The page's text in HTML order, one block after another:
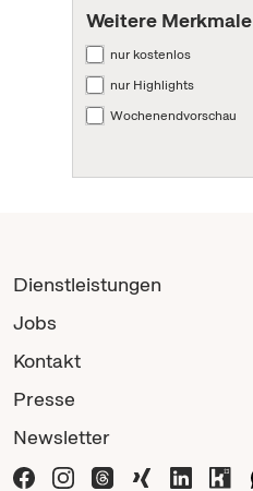
Weitere Merkmale
nur kostenlos
nur Highlights
Wochenendvorschau
Dienstleistungen
Jobs
Kontakt
Presse
Newsletter